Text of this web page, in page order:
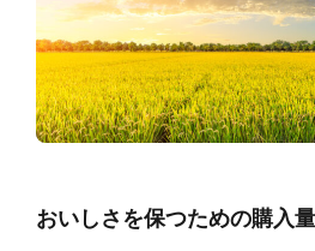
おいしさを保つための購入